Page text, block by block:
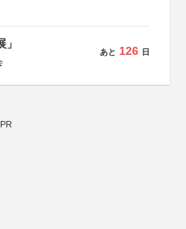
あと 126 日
PR